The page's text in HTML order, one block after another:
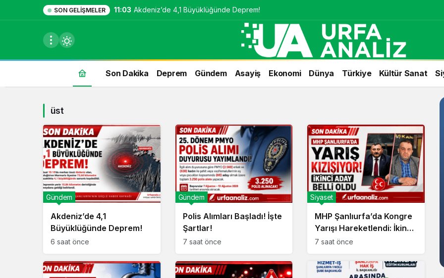
SON GELIŞMELER 11:03 Akdeniz’de 4,1 Büyüklüğünde Deprem!
Son Dakika Deprem Gündem Asayiş Ekonomi Dünya Türkiye Kültür Sanat
üst
Akdeniz’de 4,1
Büyüklüğünde Deprem!
Gündem
6 saat önce
Polis Alımları Başladı! İşte
Şartlar!
Gündem
7 saat önce
MHP Şanlıurfa’da Kongre
Yarışı Hareketlendi: İkinci
Aday Gündemde!
Siyaset
7 saat önce